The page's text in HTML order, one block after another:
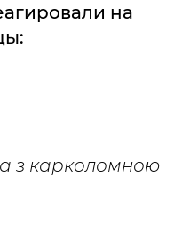
на
з карколомною